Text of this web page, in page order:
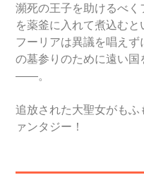
瀕死の王子を助けるべ
を薬釜に入れて煮込むと
フーリアは異議を唱え
の墓参りのために遠い
――。
追放された大聖女がも
ァンタジー！